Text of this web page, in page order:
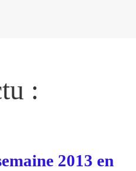
:
2013 en